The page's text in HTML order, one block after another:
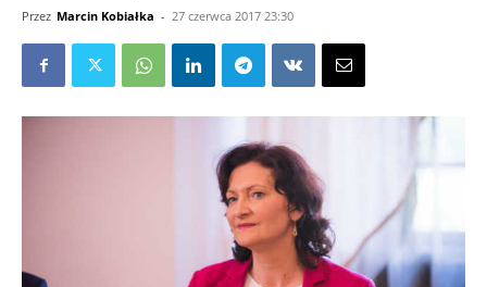
Przez Marcin Kobiałka - 27 czerwca 2017 23:30